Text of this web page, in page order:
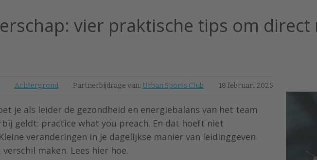
vier praktische tips om direct
Achtergrond Partnerbijdrage van: Urban Sports Club 18 februari 2025
je als leider de gezondheid en energiebalans van het team
geldt: practice what you preach. En dat hoeft niet
veranderingen in je dagelijkse manier van leidinggeven
maken. Lees hier hoe.